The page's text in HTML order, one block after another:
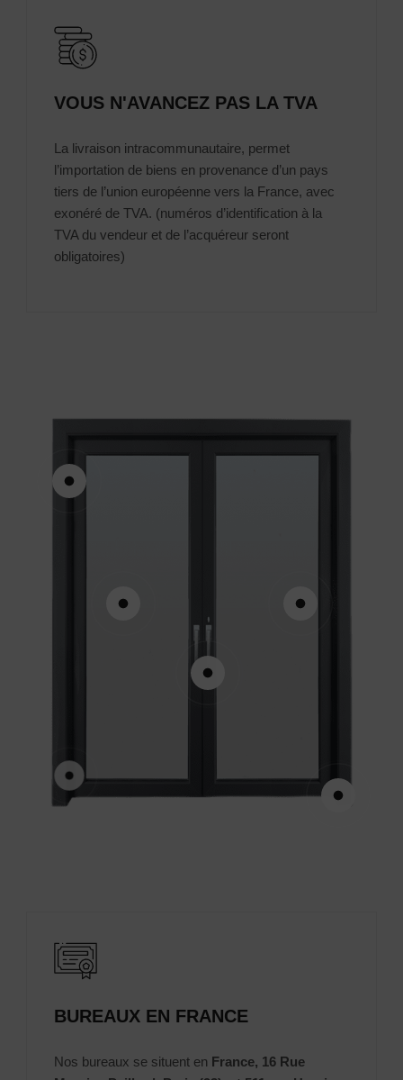
VOUS N'AVANCEZ PAS LA TVA
La livraison intracommunautaire, permet
l’importation de biens en provenance d’un pays
tiers de l’union européenne vers la France, avec
exonéré de TVA. (numéros d’identification à la
TVA du vendeur et de l’acquéreur seront
obligatoires)
BUREAUX EN FRANCE
Nos bureaux se situent en France, 16 Rue